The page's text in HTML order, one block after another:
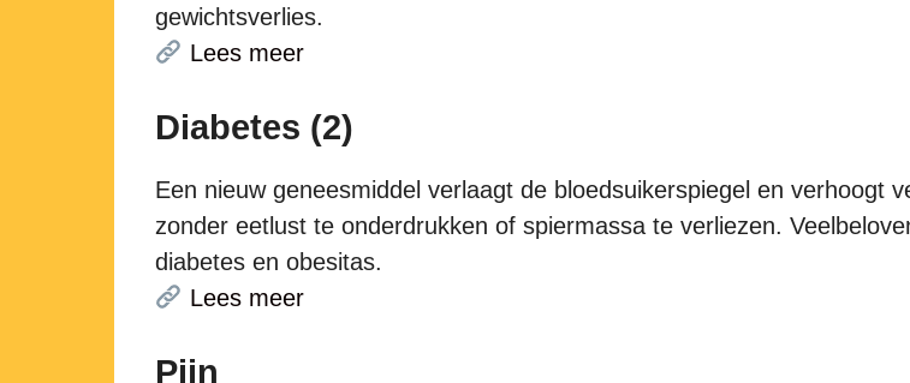
gewichtsverlies.
Lees meer
Diabetes (2)
Een nieuw geneesmiddel verlaagt de bloedsuikerspiegel en verhoogt
zonder eetlust te onderdrukken of spiermassa te verliezen.
diabetes en obesitas.
Lees meer
Pijn